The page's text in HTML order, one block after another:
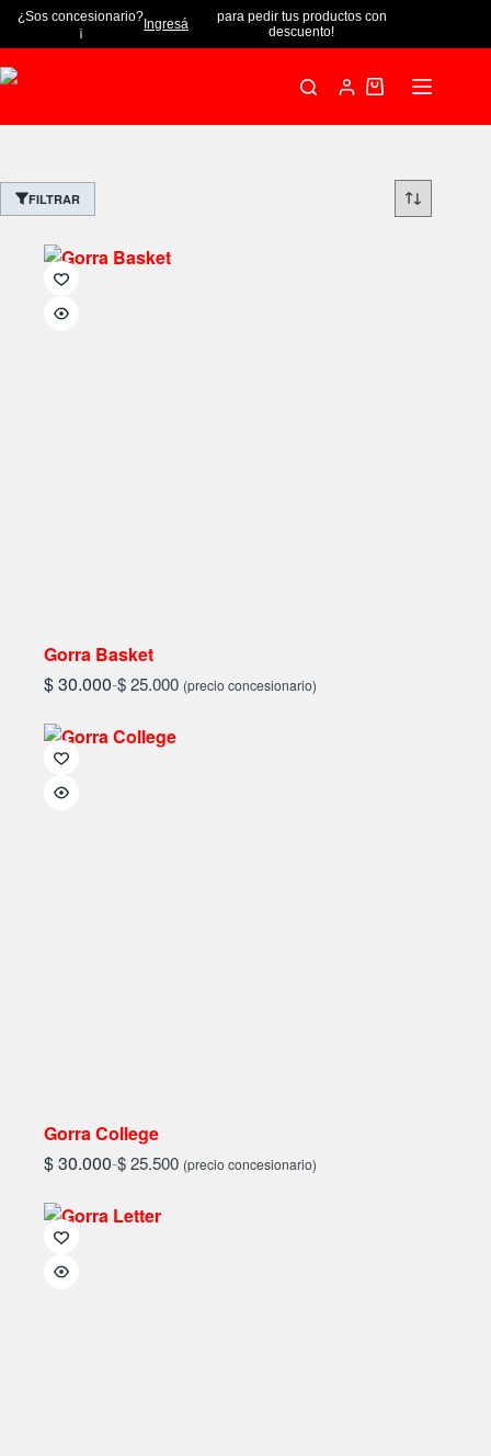
¿Sos concesionario?
¡
Ingresá
para pedir tus productos con
descuento!
FILTRAR
Gorra Basket
$30.000-$25.000 (precio concesionario)
Gorra College
$30.000-$25.500 (precio concesionario)